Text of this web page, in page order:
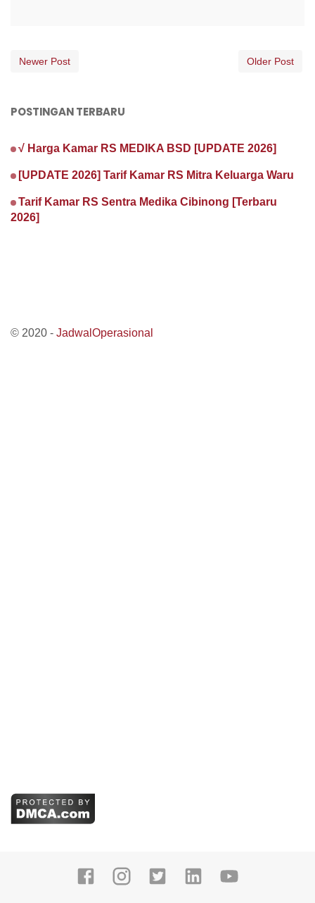
Newer Post Older Post
POSTINGAN TERBARU
√ Harga Kamar RS MEDIKA BSD [UPDATE 2026]
[UPDATE 2026] Tarif Kamar RS Mitra Keluarga Waru
Tarif Kamar RS Sentra Medika Cibinong [Terbaru
2026]
© 2020 - JadwalOperasional